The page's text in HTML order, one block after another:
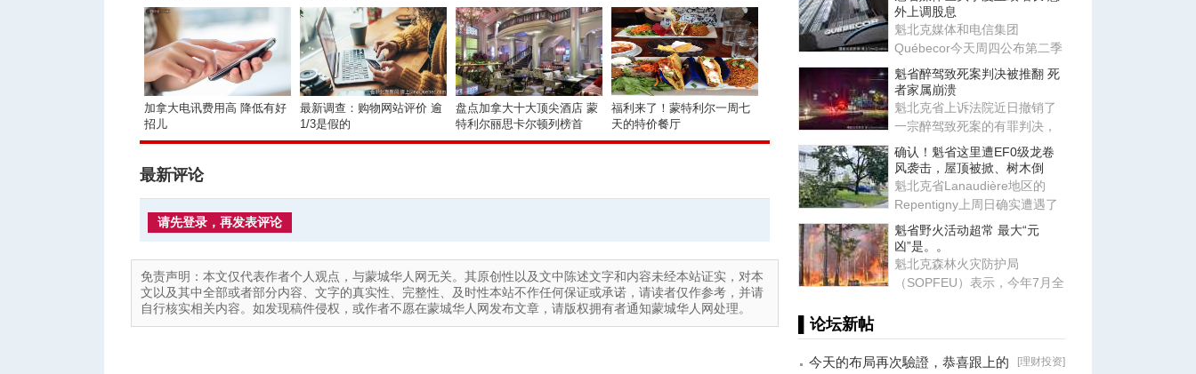
加拿大电讯费用高 降低有好
招儿
最新调查：购物网站评价 逾
1/3是假的
盘点加拿大十大顶尖酒店 蒙
特利尔丽思卡尔顿列榜首
福利来了！蒙特利尔一周七
天的特价餐厅
最新评论
请先登录，再发表评论
免责声明：本文仅代表作者个人观点，与蒙城华人网无关。其原创性以及文中陈述文字和内容未经本站证实，对本
文以及其中全部或者部分内容、文字的真实性、完整性、及时性本站不作任何保证或承诺，请读者仅作参考，并请
自行核实相关内容。如发现稿件侵权，或作者不愿在蒙城华人网发布文章，请版权拥有者通知蒙城华人网处理。
外上调股息
魁北克媒体和电信集团
Québecor今天周四公布第二季
度业绩，营收14.4亿元，同比
增长4.3
魁省醉驾致死案判决被推翻 死
者家属崩溃
魁北克省上诉法院近日撤销了
一宗醉驾致死案的有罪判决，
并下令重审，理由是检方未能
证
确认！魁省这里遭EF0级龙卷
风袭击，屋顶被掀、树木倒
魁北克省Lanaudière地区的
Repentigny上周日确实遭遇了
一场龙卷风袭击。加拿大北方
龙
魁省野火活动超常 最大“元
凶”是。。
魁北克森林火灾防护局
（SOPFEU）表示，今年7月全
▌论坛新帖
[理财投资]
今天的布局再次驗證，恭喜跟上的